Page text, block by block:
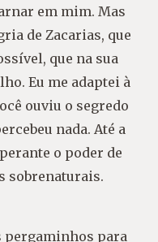
em mim. Mas
de Zacarias, que
que na sua
Eu me adaptei à
ouviu o segredo
nada. Até a
o poder de
sobrenaturais.
pergaminhos para